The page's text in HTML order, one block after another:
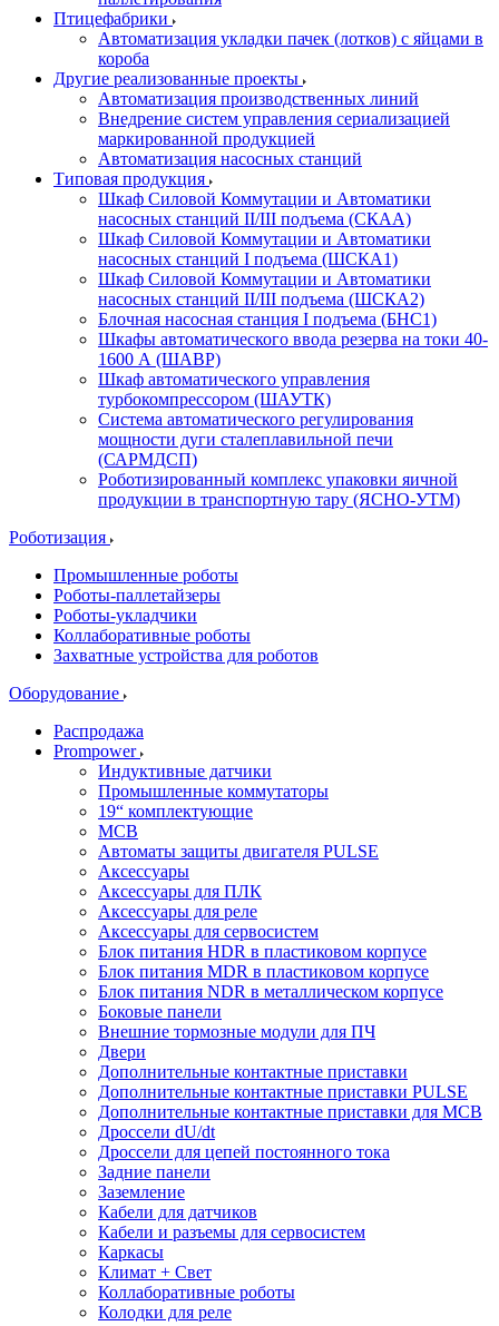
Птицефабрики
Автоматизация укладки пачек (лотков) с яйцами в
короба
Другие реализованные проекты
Автоматизация производственных линий
Внедрение систем управления сериализацией
маркированной продукцией
Автоматизация насосных станций
Типовая продукция
Шкаф Силовой Коммутации и Автоматики
насосных станций II/III подъема (СКАА)
Шкаф Силовой Коммутации и Автоматики
насосных станций I подъема (ШСКА1)
Шкаф Силовой Коммутации и Автоматики
насосных станций II/III подъема (ШСКА2)
Блочная насосная станция I подъема (БНС1)
Шкафы автоматического ввода резерва на токи 40-
1600 А (ШАВР)
Шкаф автоматического управления
турбокомпрессором (ШАУТК)
Система автоматического регулирования
мощности дуги сталеплавильной печи
(САРМДСП)
Роботизированный комплекс упаковки яичной
продукции в транспортную тару (ЯСНО-УТМ)
Роботизация
Промышленные роботы
Роботы-паллетайзеры
Роботы-укладчики
Коллаборативные роботы
Захватные устройства для роботов
Оборудование
Распродажа
Prompower
Индуктивные датчики
Промышленные коммутаторы
19“ комплектующие
MCB
Автоматы защиты двигателя PULSE
Аксессуары
Аксессуары для ПЛК
Аксессуары для реле
Аксессуары для сервосистем
Блок питания HDR в пластиковом корпусе
Блок питания MDR в пластиковом корпусе
Блок питания NDR в металлическом корпусе
Боковые панели
Внешние тормозные модули для ПЧ
Двери
Дополнительные контактные приставки
Дополнительные контактные приставки PULSE
Дополнительные контактные приставки для MCB
Дроссели dU/dt
Дроссели для цепей постоянного тока
Задние панели
Заземление
Кабели для датчиков
Кабели и разъемы для сервосистем
Каркасы
Климат + Свет
Коллаборативные роботы
Колодки для реле